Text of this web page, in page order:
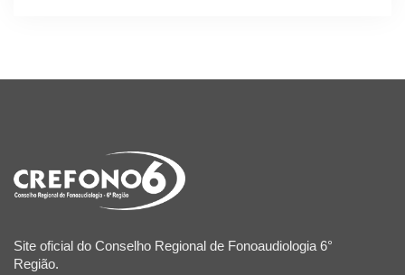
Site oficial do Conselho Regional de Fonoaudiologia 6°
Região.